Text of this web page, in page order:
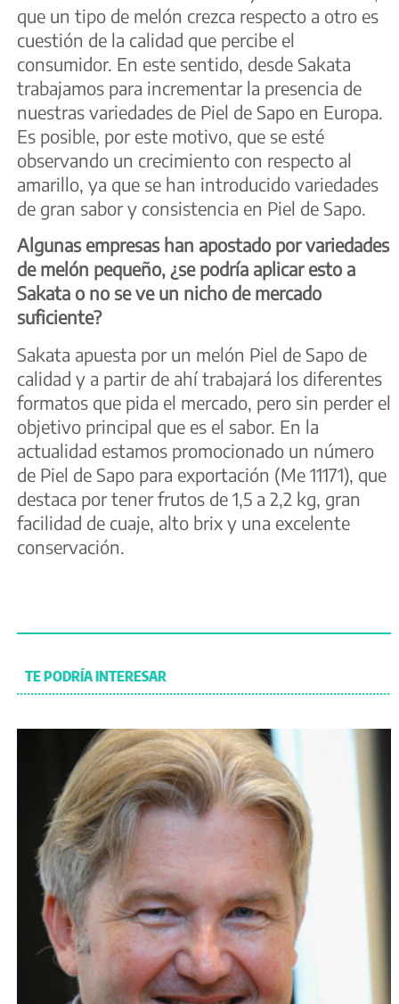
que un tipo de melón crezca respecto a otro es
cuestión de la calidad que percibe el
consumidor. En este sentido, desde Sakata
trabajamos para incrementar la presencia de
nuestras variedades de Piel de Sapo en Europa.
Es posible, por este motivo, que se esté
observando un crecimiento con respecto al
amarillo, ya que se han introducido variedades
de gran sabor y consistencia en Piel de Sapo.
Algunas empresas han apostado por variedades
de melón pequeño, ¿se podría aplicar esto a
Sakata o no se ve un nicho de mercado
suficiente?
Sakata apuesta por un melón Piel de Sapo de
calidad y a partir de ahí trabajará los diferentes
formatos que pida el mercado, pero sin perder el
objetivo principal que es el sabor. En la
actualidad estamos promocionado un número
de Piel de Sapo para exportación (Me 11171), que
destaca por tener frutos de 1,5 a 2,2 kg, gran
facilidad de cuaje, alto brix y una excelente
conservación.
TE PODRÍA INTERESAR